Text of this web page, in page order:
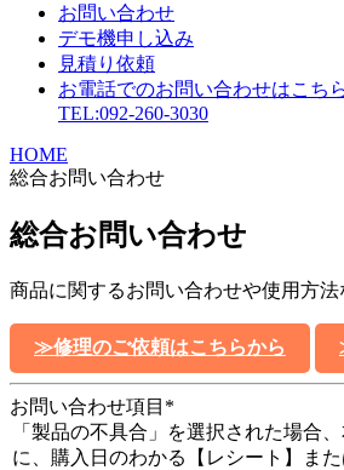
お問い合わせ
デモ機申し込み
見積り依頼
お電話でのお問い合わせはこち
TEL:092-260-3030
HOME
総合お問い合わせ
総合お問い合わせ
商品に関するお問い合わせや使用方
≫修理のご依頼はこちらから
お問い合わせ項目 *
「製品の不具合」を選択された場合
に、購入日のわかる【レシート】ま